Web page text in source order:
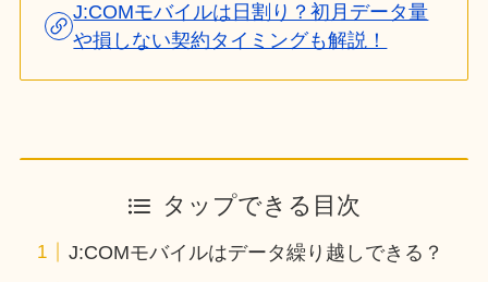
J:COMモバイルは日割り？初月データ量
や損しない契約タイミングも解説！
タップできる目次
J:COMモバイルはデータ繰り越しできる？